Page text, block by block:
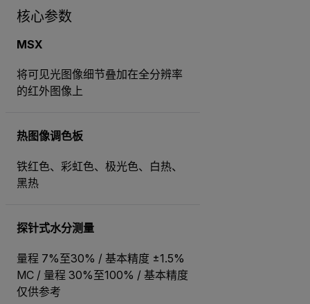
核心参数
MSX
将可见光图像细节叠加在全分辨率
的红外图像上
热图像调色板
铁红色、彩虹色、极光色、白热、
黑热
探针式水分测量
量程 7%至30% / 基本精度 ±1.5%
MC / 量程 30%至100% / 基本精度
仅供参考